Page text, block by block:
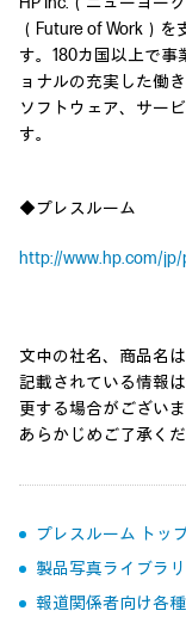
（Future of Work）
す。180カ国以上で
ョナルの充実した働
ソフトウェア、サー
す。
◆プレスルーム
http://www.hp.com/
文中の社名、商品名
記載されている情報
更する場合がございま
あらかじめご了承くだ
プレスルーム トッ
製品写真ライブラリ
報道関係者向け各